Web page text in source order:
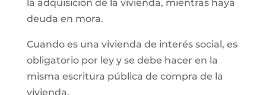
la adquisición de la vivienda, mientras haya
deuda en mora.
Cuando es una vivienda de interés social, es
obligatorio por ley y se debe hacer en la
misma escritura pública de compra de la
vivienda.